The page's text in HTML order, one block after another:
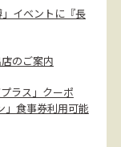
イベントに『長
のご案内
ラス」クーポ
」食事券利用可能